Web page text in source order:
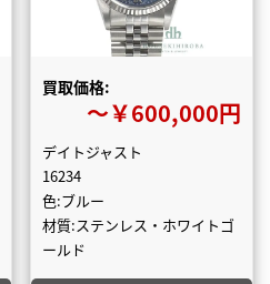
買取価格:
〜￥600,000円
デイトジャスト
16234
色:ブルー
材質:ステンレス・ホワイトゴ
ールド